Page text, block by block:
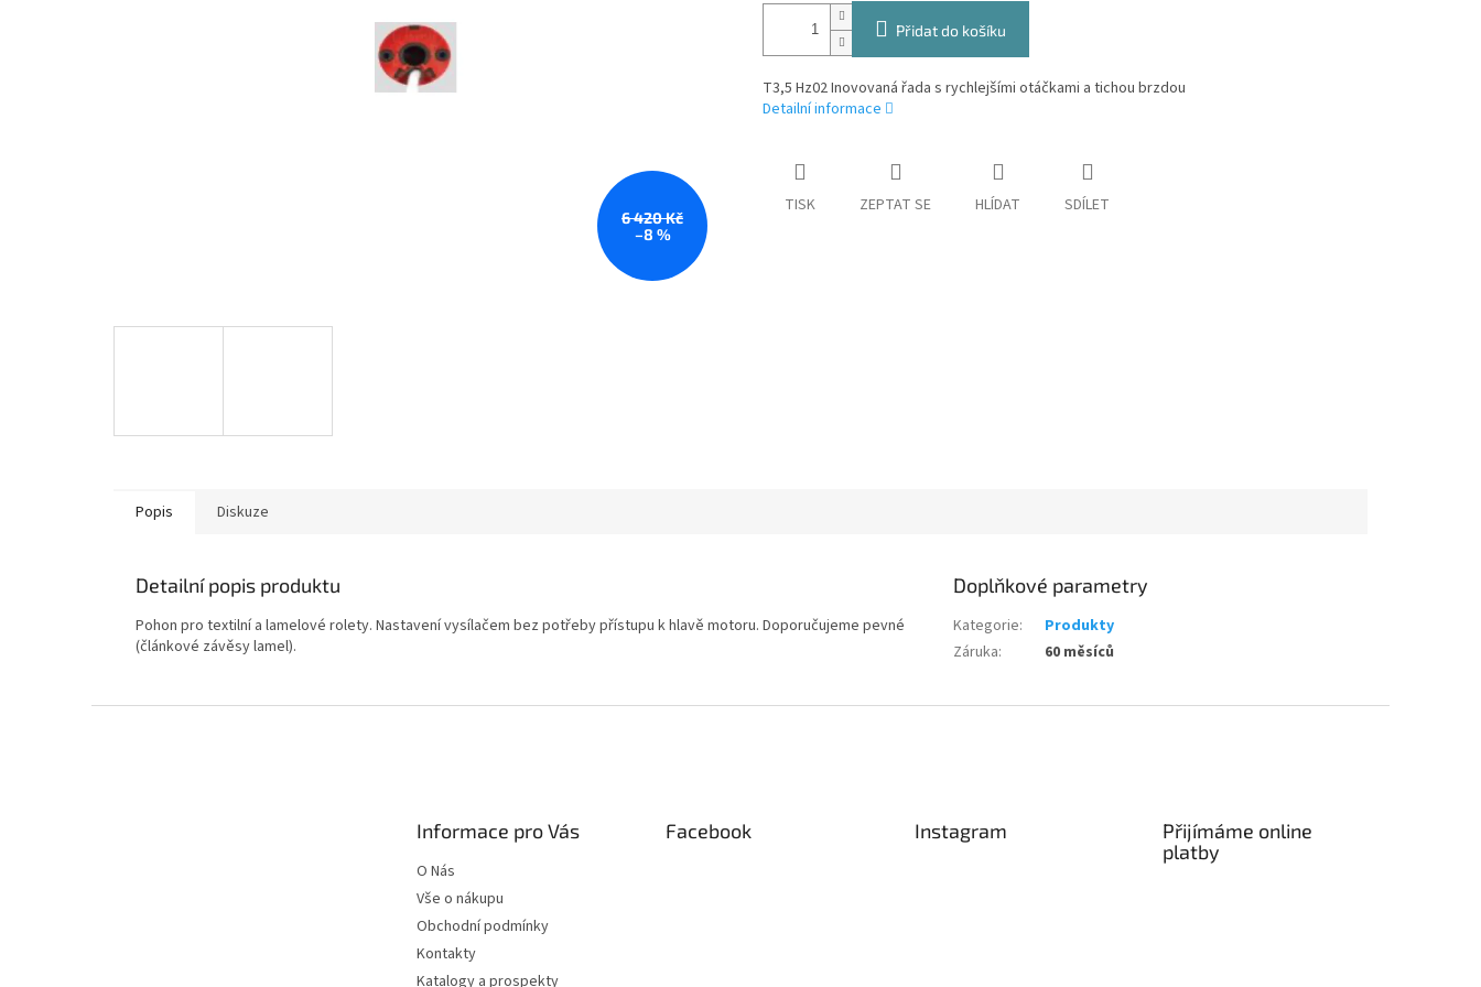
6 420 Kč
–8 %
Přidat do košíku
T3,5 Hz02 Inovovaná řada s rychlejšími otáčkami a tichou brzdou
Detailní informace
TISK ZEPTAT SE HLÍDAT SDÍLET
Popis Diskuze
Detailní popis produktu
Pohon pro textilní a lamelové rolety. Nastavení vysílačem bez potřeby přístupu k hlavě motoru. Doporučujeme pevné
(článkové závěsy lamel).
Doplňkové parametry
Kategorie:
Produkty
Záruka: 60 měsíců
Informace pro Vás
O Nás
Vše o nákupu
Obchodní podmínky
Kontakty
Katalogy a prospekty
Facebook Instagram
Přijímáme online
platby